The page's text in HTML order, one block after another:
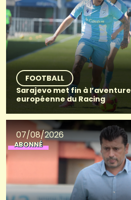
FOOTBALL
Sarajevo met fin à l’aventure
européenne du Racing
07/08/2026
ABONNÉ